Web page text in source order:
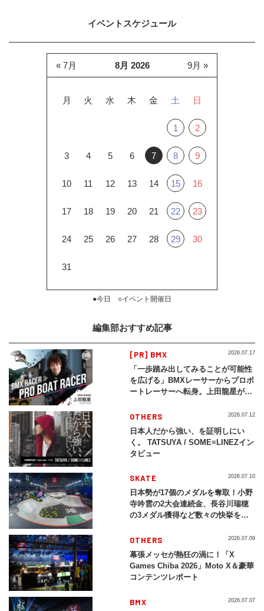
イベントスケジュール
8月 2026
月 火 水 木 金 土 日
1 2
3 4 5 6 7 8 9
10 11 12 13 14 15 16
17 18 19 20 21 22 23
24 25 26 27 28 29 30
31
« 7月 9月 »
●今日 ○イベント開催日
編集部おすすめ記事
[PR] BMX
「一歩踏み出してみることが可能性
を広げる」BMXレーサーからプロボ
ートレーサーへ転身。上田龍星が体
2026.07.17
OTHERS
日本人だから強い、を証明しにい
く。 TATSUYA / SOME≡LINEZイン
タビュー
2026.07.12
SKATE
日本勢が17個のメダルを奪取！小野
寺吟雲の2大会連続金、長谷川瑞穂
の3メダル獲得など数々の快挙をプ
2026」
2026.07.10
OTHERS
幕張メッセが熱狂の渦に！「X
Games Chiba 2026」Moto X＆豪華
コンテンツレポート
2026.07.09
BMX 2026.07.07